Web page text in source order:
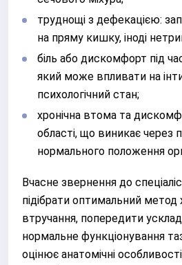
труднощі з дефекацією:
на пряму кишку, іноді
біль або дискомфорт під
який може впливати на
психологічний стан;
хронічна втома та
області, що виникає через
нормального положення
Вчасне звернення до
підібрати оптимальний метод
втручання, попередити
нормальне функціонування
оцінює анатомічні